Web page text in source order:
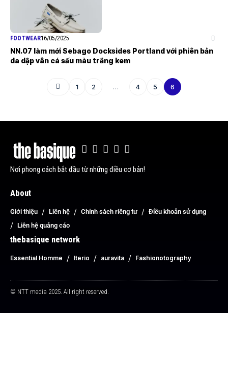
FOOTWEAR16/05/2025
NN.07 làm mới Sebago Docksides Portland với phiên bản
da dập vân cá sấu màu trắng kem
1 2 … 4 5 6
Nơi phong cách bắt đầu từ những điều cơ bản!
About
Giới thiệu Liên hệ Chính sách riêng tư
Điều khoản sử dụng
Liên hệ quảng cáo
thebasique network
Essential Homme Iterio auravita Fashionotography
© NTT media 2025. All right reserved.